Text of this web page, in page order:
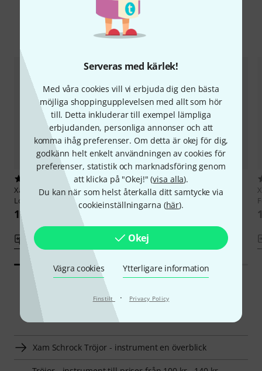
Serveras med kärlek!
Med våra cookies vill vi erbjuda dig den bästa
möjliga shoppingupplevelsen med allt som hör
till. Detta inkluderar till exempel lämpliga
erbjudanden, personliga annonser och att
komma ihåg preferenser. Om detta är okej för dig,
godkänn helt enkelt användningen av cookies för
preferenser, statistik och marknadsföring genom
att klicka på "Okej!" (visa alla).
Du kan när som helst återkalla ditt samtycke via
cookieinställningarna (här).
Okej
Vägra cookies Ytterligare information
Finstilt · Privacy Policy
Jämför alternativ
2
Xam SchrockT-Shirt E-Guitar
Love XL
111 kr
Jämför
1
Xam SchrockT-Shirt Acoustic
111 kr
Smart Navigator
Xam Schrock Tröjor - instrument en överblick